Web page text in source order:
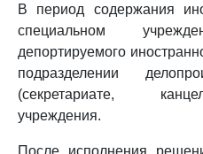
В период содержания
специальном
депортируемого
подразделении
(секретариате,
учреждения.
После исполнения